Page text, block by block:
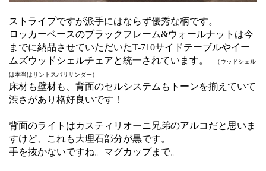
ストライプですが派手にはならず優秀な柄です。
ロッカーベースのブラックフレーム&ウォールナットは今
までに納品させていただいたT-710サイドテーブルやイー
ムズウッドシェルチェアと統一されています。
（ウッドシェル
は本当はサントスパリサンダー）
床材も壁材も、背面のセルシステムもトーンを揃えていて
渋さがあり格好良いです！
背面のライトはカスティリオーニ兄弟のアルコだと思いま
すけど、これも大理石部分が黒です。
手を抜かないですね。マグカップまで。